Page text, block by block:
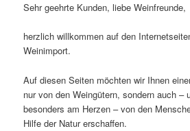
Sehr geehrte Kunden, liebe Weinfreunde,
herzlich willkommen auf den
Weinimport.
Auf diesen Seiten möchten wir Ihnen
nur von den Weingütern, sondern auch –
besonders am Herzen – von den
Hilfe der Natur erschaffen.